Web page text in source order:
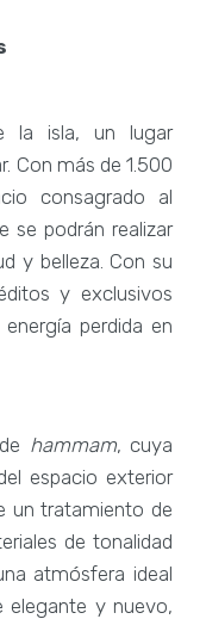
la isla, un lugar
Con más de 1.500
consagrado al
se podrán realizar
y belleza. Con su
y exclusivos
perdida en
hammam, cuya
espacio exterior
un tratamiento de
de tonalidad
atmósfera ideal
elegante y nuevo,